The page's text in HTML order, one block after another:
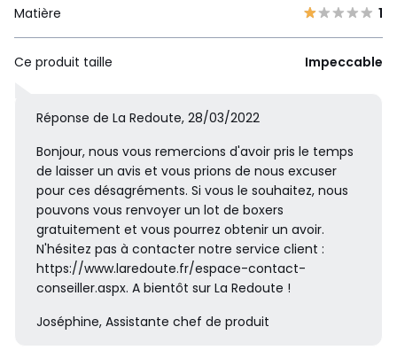
Matière 1
Ce produit taille Impeccable
Réponse de La Redoute, 28/03/2022
Bonjour, nous vous remercions d'avoir pris le temps
de laisser un avis et vous prions de nous excuser
pour ces désagréments. Si vous le souhaitez, nous
pouvons vous renvoyer un lot de boxers
gratuitement et vous pourrez obtenir un avoir.
N'hésitez pas à contacter notre service client :
https://www.laredoute.fr/espace-contact-
conseiller.aspx. A bientôt sur La Redoute !
Joséphine, Assistante chef de produit